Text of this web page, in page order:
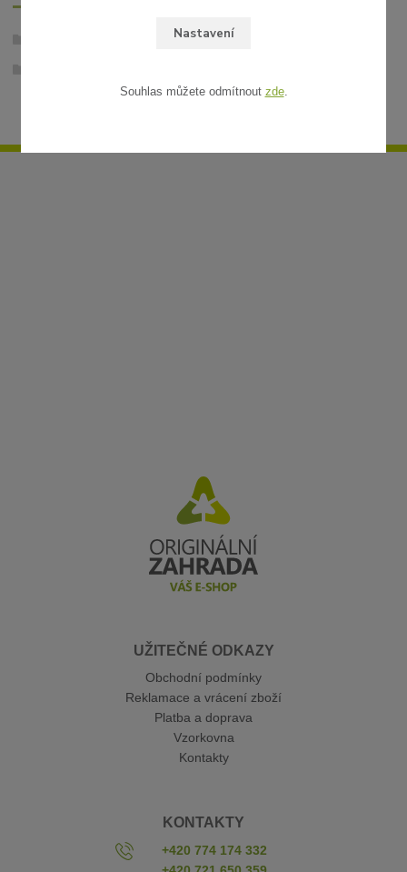
UŽITEČNÉ ODKAZY
Obchodní podmínky
Reklamace a vrácení zboží
Platba a doprava
Vzorkovna
Kontakty
KONTAKTY
+420 774 174 332
Nastavení
Souhlas můžete odmítnout zde.